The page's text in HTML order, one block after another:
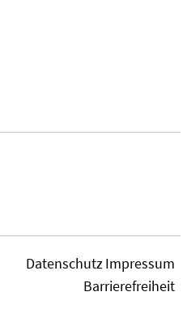
DatenschutzImpressum
Barrierefreiheit